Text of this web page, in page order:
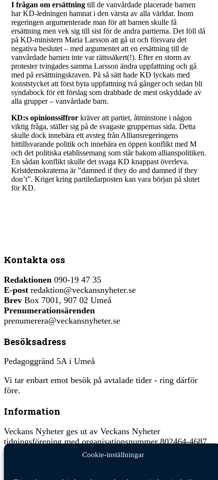
Cookie-inställningar
I frågan om ersättning till de vanvårdade placerade barnen
har KD-ledningen hamnat i den värsta av alla världar. Inom
regeringen argumenterade man för att barnen skulle få
ersättning men vek sig till sist för de andra partierna. Det föll då
på KD-ministern Maria Larsson att gå ut och försvara det
negativa beslutet – med argumentet att en ersättning till de
vanvårdade barnen inte var rättssäkert(!). Efter en storm av
protester tvingades samma Larsson ändra uppfattning och gå
med på ersättningskraven. På så sätt hade KD lyckats med
konststycket att först byta uppfattning två gånger och sedan bli
syndabock för ett förslag som drabbade de mest oskyddade av
alla grupper – vanvårdade barn.
KD:s opinionssiffror kräver att partiet, åtminstone i någon
viktig fråga, ställer sig på de svagaste gruppernas sida. Detta
skulle dock innebära ett avsteg från Alliansregeringens
hittillsvarande politik och innebära en öppen konflikt med M
och det politiska etablissemang som står bakom allianspolitiken.
En sådan konflikt skulle det svaga KD knappast överleva.
Kristdemokraterna är ”damned if they do and damned if they
don’t”. Kriget kring partiledarposten kan vara början på slutet
för KD.
Kontakta oss
Redaktionen 090-19 47 35
E-post redaktion@veckansnyheter.se
Brev Box 7001, 907 02 Umeå
Prenumerationsärenden
prenumerera@veckansnyheter.se
Besöksadress
Pedagoggränd 5A i Umeå
Vi tar enbart emot besök på avtalade tider - ring därför
före.
Information
Veckans Nyheter ges ut av Veckans Nyheter
tidningsförening med organisationsnummer 802464-4687.
Jan Hägglund